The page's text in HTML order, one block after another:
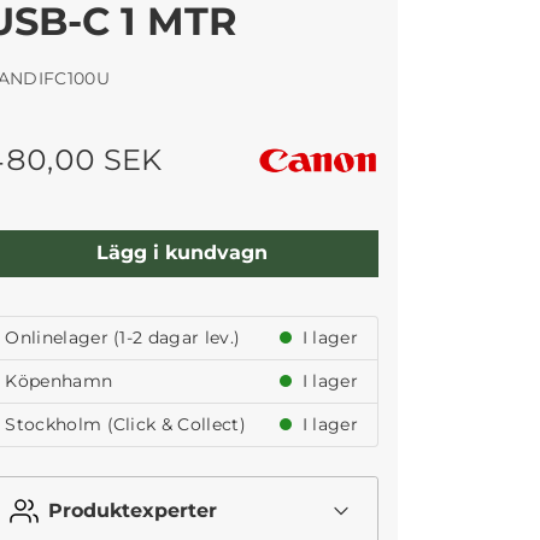
C 1 MTR
SEK
Lägg i kundvagn
Onlinelager (1-2 dagar lev.)
I lager
Köpenhamn
I lager
Stockholm (Click & Collect)
I lager
Produktexperter